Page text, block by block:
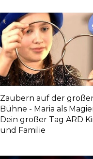
Zaubern auf der
Bühne - Maria als
Dein großer Tag ARD
und Familie